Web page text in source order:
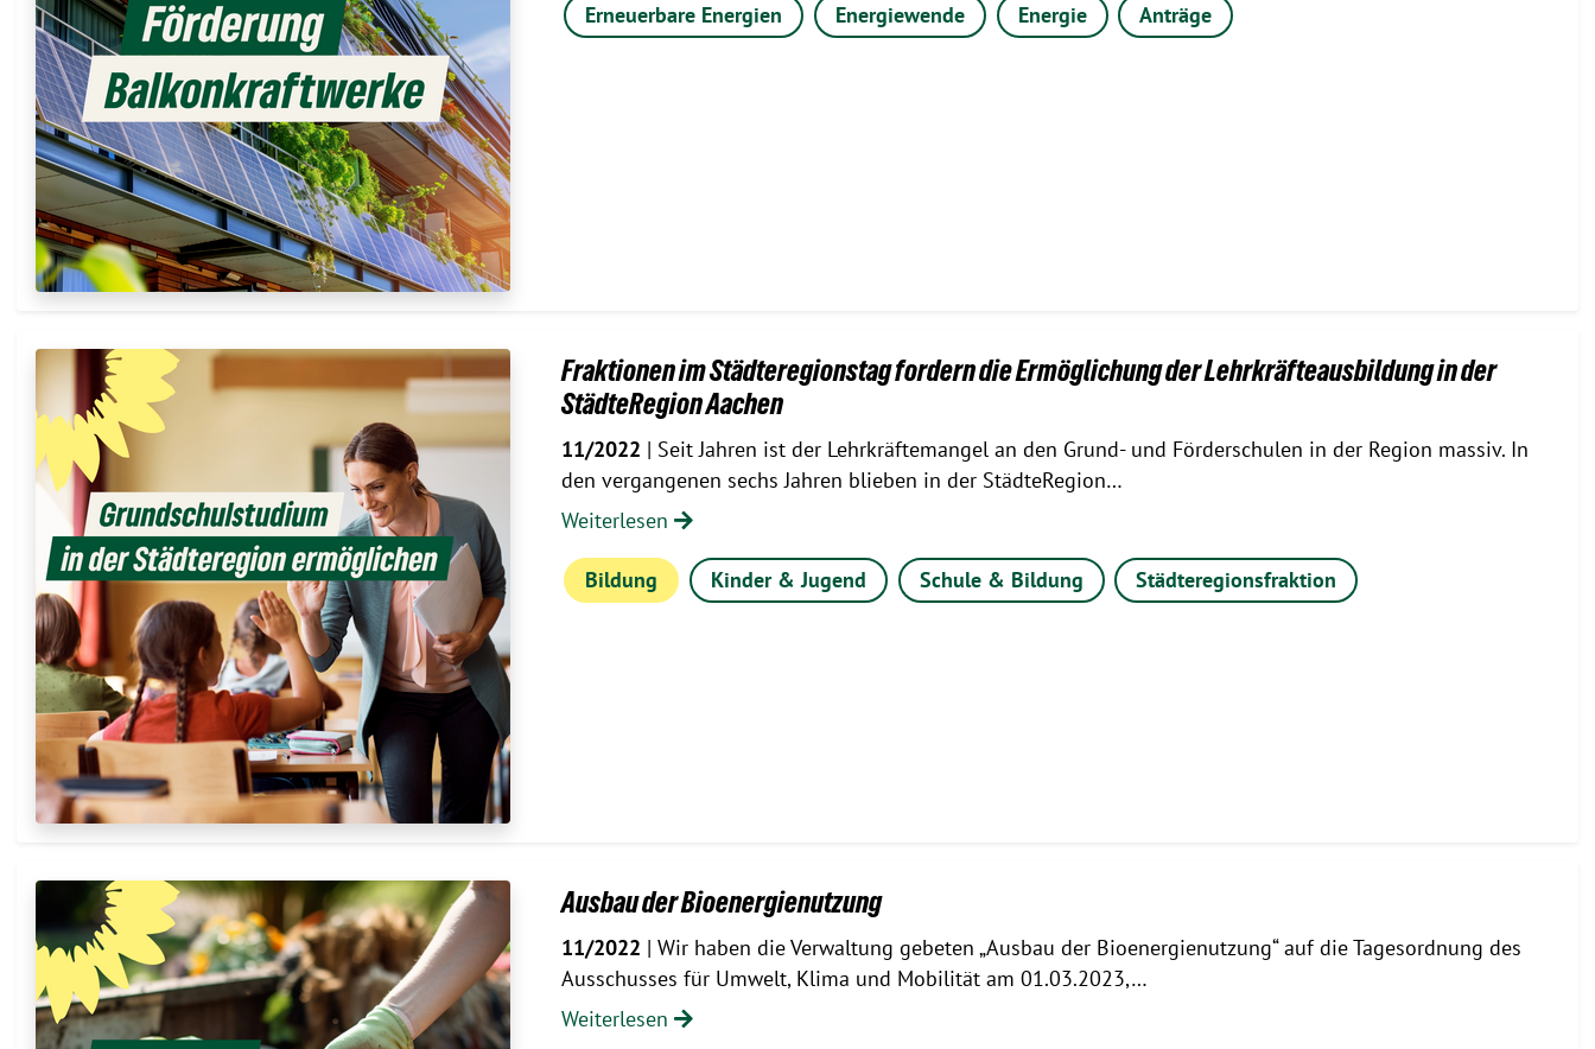
Erneuerbare Energien Energiewende Energie Anträge
Fraktionen im Städteregionstag fordern die Ermöglichung der Lehrkräfteausbildung in der
StädteRegion Aachen
11/2022 | Seit Jahren ist der Lehrkräftemangel an den Grund- und Förderschulen in der Region massiv. In
den vergangenen sechs Jahren blieben in der StädteRegion…
Weiterlesen
Bildung Kinder & Jugend Schule & Bildung Städteregionsfraktion
Ausbau der Bioenergienutzung
11/2022 | Wir haben die Verwaltung gebeten „Ausbau der Bioenergienutzung“ auf die Tagesordnung des
Ausschusses für Umwelt, Klima und Mobilität am 01.03.2023,…
Weiterlesen